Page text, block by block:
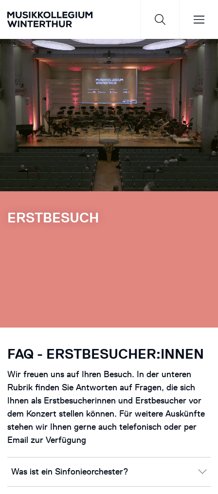
Saisonprogramm 26/27
JETZT ENTDECKEN
ERSTBESUCH
FAQ - ERSTBESUCHER:INNEN
Wir freuen uns auf Ihren Besuch. In der unteren
Rubrik finden Sie Antworten auf Fragen, die sich
Ihnen als Erstbesucherinnen und Erstbesucher vor
dem Konzert stellen können. Für weitere Auskünfte
stehen wir Ihnen gerne auch telefonisch oder per
Email zur Verfügung
Was ist ein Sinfonieorchester?